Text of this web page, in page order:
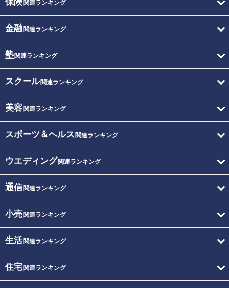
保険関連ランキング
金融関連ランキング
塾関連ランキング
スクール関連ランキング
美容関連ランキング
スポーツ＆ヘルス 関連ランキング
ウエディング関連ランキング
通信関連ランキング
小売関連ランキング
生活関連ランキング
住宅関連ランキング